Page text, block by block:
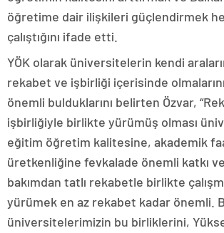
öğretime dair ilişkileri güçlendirmek
çalıştığını ifade etti.
YÖK olarak üniversitelerin kendi
rekabet ve işbirliği içerisinde
önemli bulduklarını belirten Özvar,
işbirliğiyle birlikte yürümüş olması
eğitim öğretim kalitesine, akademik
üretkenliğine fevkalade önemli katkı
bakımdan tatlı rekabetle birlikte
yürümek en az rekabet kadar önemli.
üniversitelerimizin bu birliklerini,